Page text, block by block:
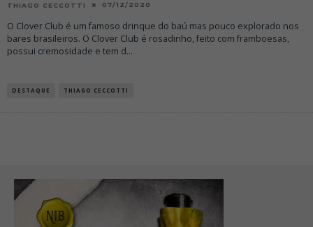
THIAGO CECCOTTI 07/12/2020
O Clover Club é um famoso drinque do baú mas pouco explorado nos
bares brasileiros. O Clover Club é rosadinho, feito com framboesas,
possui cremosidade e tem d...
DESTAQUE THIAGO CECCOTTI